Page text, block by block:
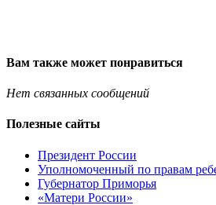
Вам также может понравиться
Нет связанных сообщений
Полезные сайты
Президент России
Уполномоченный по правам
Губернатор Приморья
«Матери России»